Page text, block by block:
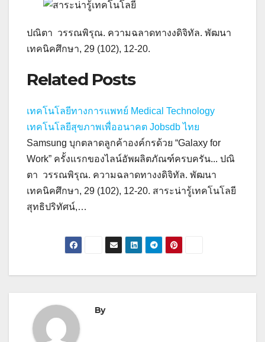
ปณิตา วรรณพิรุณ. ความฉลาดทางงดิจิทัล. พัฒนา
เทคนิคศึกษา, 29 (102), 12-20.
Related Posts
เทคโนโลยีทางการแพทย์ Medical Technology
เทคโนโลยีสุขภาพเพื่ออนาคต Jobsdb ไทย
Samsung บุกตลาดลูกค้าองค์กรด้วย “Galaxy for
Work” ครั้งแรกของไลน์อัพผลิตภัณฑ์ครบครัน... ปณิ
ตา วรรณพิรุณ. ความฉลาดทางงดิจิทัล. พัฒนา
เทคนิคศึกษา, 29 (102), 12-20. สาระน่ารู้เทคโนโลยี
สุทธิปริทัศน์,…
By